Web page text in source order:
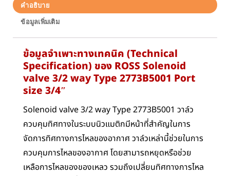
คำอธิบาย
ข้อมูลเพิ่มเติม
ข้อมูลจำเพาะทางเทคนิค (Technical
Specification) ของ ROSS Solenoid
valve 3/2 way Type 2773B5001 Port
size 3/4″
Solenoid valve 3/2 way Type 2773B5001 วาล์ว
ควบคุมทิศทางในระบบนิวแมติกมีหน้าที่สำคัญในการ
จัดการทิศทางการไหลของอากาศ วาล์วเหล่านี้ช่วยในการ
ควบคุมการไหลของอากาศ โดยสามารถหยุดหรือช่วย
เหลือการไหลของของเหลว รวมถึงเปลี่ยนทิศทางการไหล